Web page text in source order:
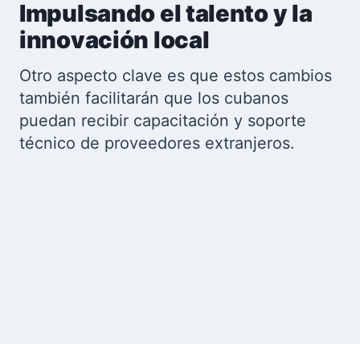
Impulsando el talento y la
innovación local
Otro aspecto clave es que estos cambios
también facilitarán que los cubanos
puedan recibir capacitación y soporte
técnico de proveedores extranjeros.